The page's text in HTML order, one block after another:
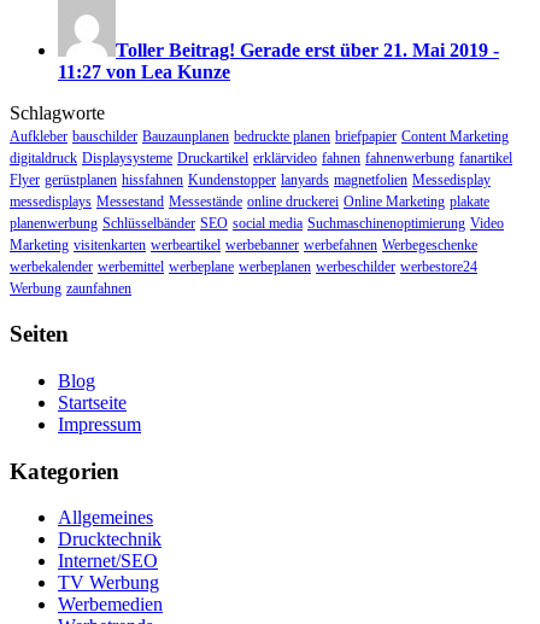
Toller Beitrag! Gerade erst über 21. Mai 2019 -
11:27 von Lea Kunze
Schlagworte
Aufkleber bauschilder Bauzaunplanen bedruckte planen briefpapier Content Marketing
digitaldruck Displaysysteme Druckartikel erklärvideo fahnen fahnenwerbung fanartikel
Flyer gerüstplanen hissfahnen Kundenstopper lanyards magnetfolien Messedisplay
messedisplays Messestand Messestände online druckerei Online Marketing plakate
planenwerbung Schlüsselbänder SEO social media Suchmaschinenoptimierung Video
Marketing visitenkarten werbeartikel werbebanner werbefahnen Werbegeschenke
werbekalender werbemittel werbeplane werbeplanen werbeschilder werbestore24
Werbung zaunfahnen
Seiten
Blog
Startseite
Impressum
Kategorien
Allgemeines
Drucktechnik
Internet/SEO
TV Werbung
Werbemedien